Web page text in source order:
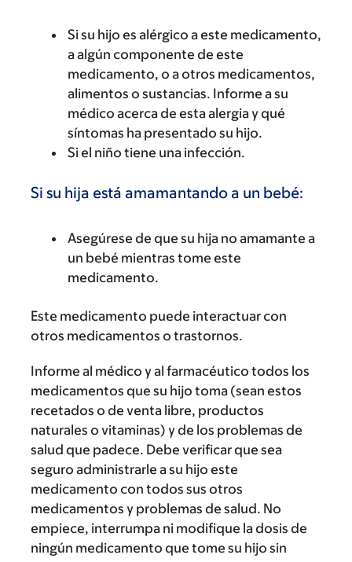
Si su hijo es alérgico a este medicamento,
a algún componente de este
medicamento, o a otros medicamentos,
alimentos o sustancias. Informe a su
médico acerca de esta alergia y qué
síntomas ha presentado su hijo.
Si el niño tiene una infección.
Si su hija está amamantando a un bebé:
Asegúrese de que su hija no amamante a
un bebé mientras tome este
medicamento.
Este medicamento puede interactuar con
otros medicamentos o trastornos.
Informe al médico y al farmacéutico todos los
medicamentos que su hijo toma (sean estos
recetados o de venta libre, productos
naturales o vitaminas) y de los problemas de
salud que padece. Debe verificar que sea
seguro administrarle a su hijo este
medicamento con todos sus otros
medicamentos y problemas de salud. No
empiece, interrumpa ni modifique la dosis de
ningún medicamento que tome su hijo sin